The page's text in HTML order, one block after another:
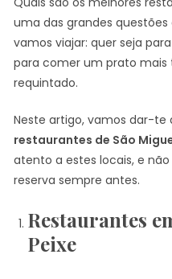
uma das grandes
vamos viajar: quer seja
para comer um prato mais
requintado.
Neste artigo, vamos dar-te
restaurantes de São
atento a estes locais, e
reserva sempre antes.
Restaurantes
Peixe